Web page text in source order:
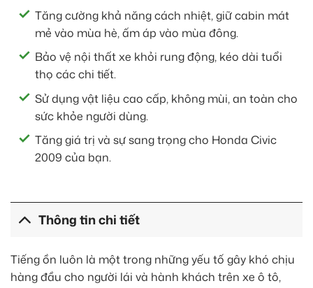
Tăng cường khả năng cách nhiệt, giữ cabin mát
mẻ vào mùa hè, ấm áp vào mùa đông.
Bảo vệ nội thất xe khỏi rung động, kéo dài tuổi
thọ các chi tiết.
Sử dụng vật liệu cao cấp, không mùi, an toàn cho
sức khỏe người dùng.
Tăng giá trị và sự sang trọng cho Honda Civic
2009 của bạn.
Thông tin chi tiết
Tiếng ồn luôn là một trong những yếu tố gây khó chịu
hàng đầu cho người lái và hành khách trên xe ô tô,